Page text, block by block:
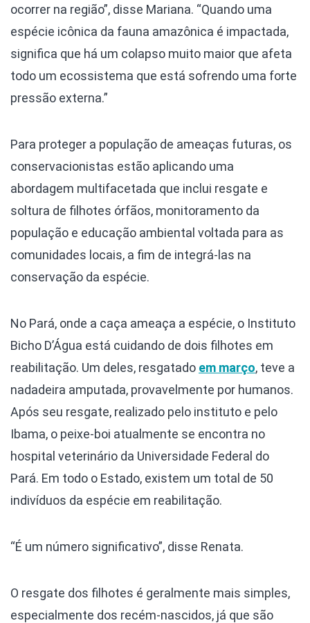
ocorrer na região”, disse Mariana. “Quando uma
espécie icônica da fauna amazônica é impactada,
significa que há um colapso muito maior que afeta
todo um ecossistema que está sofrendo uma forte
pressão externa.”
Para proteger a população de ameaças futuras, os
conservacionistas estão aplicando uma
abordagem multifacetada que inclui resgate e
soltura de filhotes órfãos, monitoramento da
população e educação ambiental voltada para as
comunidades locais, a fim de integrá-las na
conservação da espécie.
No Pará, onde a caça ameaça a espécie, o Instituto
Bicho D’Água está cuidando de dois filhotes em
reabilitação. Um deles, resgatado em março, teve a
nadadeira amputada, provavelmente por humanos.
Após seu resgate, realizado pelo instituto e pelo
Ibama, o peixe-boi atualmente se encontra no
hospital veterinário da Universidade Federal do
Pará. Em todo o Estado, existem um total de 50
indivíduos da espécie em reabilitação.
“É um número significativo”, disse Renata.
O resgate dos filhotes é geralmente mais simples,
especialmente dos recém-nascidos, já que são